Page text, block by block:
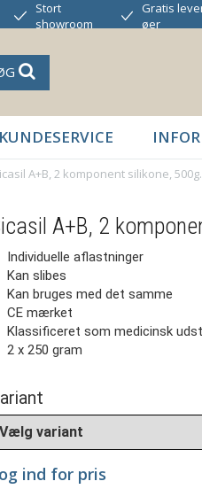
Stort
showroom
Gratis
øer
KUNDESERVICE
A+B, 2 komponent silikone, 500g.
A+B, 2
Individuelle aflastninger
Kan slibes
Kan bruges med det samme
CE mærket
Klassificeret som medicinsk
2 x 250 gram
ind for pris